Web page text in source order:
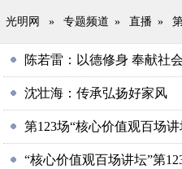
光明网 » 专题频道 » 直播 »
陈若雷：以德修身 奉献社会
沈壮海：传承弘扬好家风
第123场“核心价值观百场
“核心价值观百场讲坛”第